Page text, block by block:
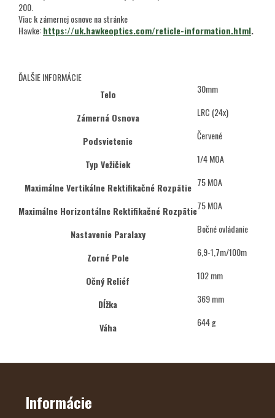
200.
Viac k zámernej osnove na stránke
Hawke:https://uk.hawkeoptics.com/reticle-information.html.
ĎALŠIE INFORMÁCIE
Telo
30mm
Zámerná Osnova LRC (24x)
Podsvietenie Červené
Typ Vežičiek 1/4 MOA
Maximálne Vertikálne Rektifikačné Rozpätie 75 MOA
Maximálne Horizontálne Rektifikačné Rozpätie75 MOA
Nastavenie Paralaxy Bočné ovládanie
Zorné Pole 6,9-1,7m/100m
Očný Reliéf 102 mm
Dĺžka 369 mm
Váha 644 g
Z
Informácie